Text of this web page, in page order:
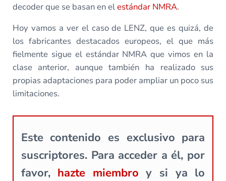
decoder que se basan en elestándar NMRA.
Hoy vamos a ver el caso de LENZ, que es quizá, de
los fabricantes destacados europeos, el que más
fielmente sigue el estándar NMRA que vimos en la
clase anterior, aunque también ha realizado sus
propias adaptaciones para poder ampliar un poco sus
limitaciones.
Este contenido es exclusivo para
suscriptores. Para acceder a él, por
favor, hazte miembro y si ya lo